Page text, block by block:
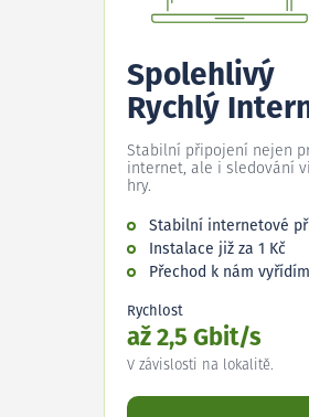
Spolehlivý
Rychlý
Stabilní připojení nejen
internet, ale i sledování
hry.
Stabilní internetové
Instalace již za 1 Kč
Přechod k nám
Rychlost
až 2,5 Gbit/s
V závislosti na lokalitě.